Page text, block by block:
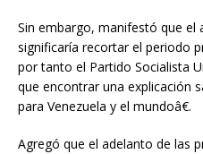
Sin embargo, manifestó que el
significaría recortar el periodo
por tanto el Partido Socialista
que encontrar una explicación
para Venezuela y el mundoâ€.
Agregó que el adelanto de las